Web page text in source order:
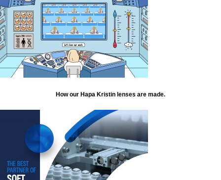
How our Hapa Kristin lenses are made.